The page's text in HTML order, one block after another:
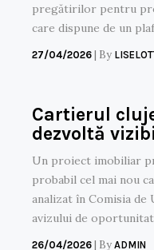
pregătirilor pentru
care dispune de un
27/04/2026 | By
Cartierul
dezvoltă
Un proiect imobiliar
probabil cel mai nou
analizat în Comisia
avizului de
26/04/2026 | By ADMIN